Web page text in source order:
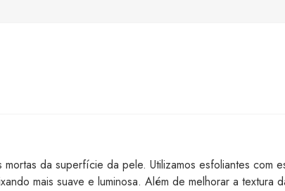
da superfície da pele. Utilizamos esfoliantes com
mais suave e luminosa. Além de melhorar a textura